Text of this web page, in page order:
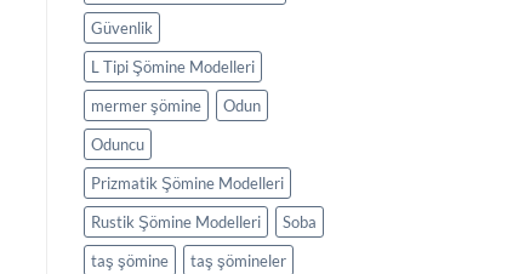
Güvenlik
L Tipi Şömine Modelleri
mermer şömine
Odun
Oduncu
Prizmatik Şömine Modelleri
Rustik Şömine Modelleri
Soba
taş şömine
taş şömineler